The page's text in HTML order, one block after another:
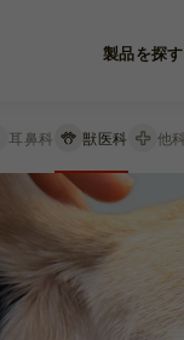
製品を探す
耳鼻科 獣医科 他科
耳鼻科 獣医科 他科